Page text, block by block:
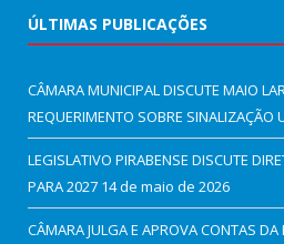
ÚLTIMAS PUBLICAÇÕES
CÂMARA MUNICIPAL DISCUTE MAIO
REQUERIMENTO SOBRE SINALIZAÇÃO
LEGISLATIVO PIRABENSE DISCUTE
PARA 2027 14 de maio de 2026
CÂMARA JULGA E APROVA CONTAS DA